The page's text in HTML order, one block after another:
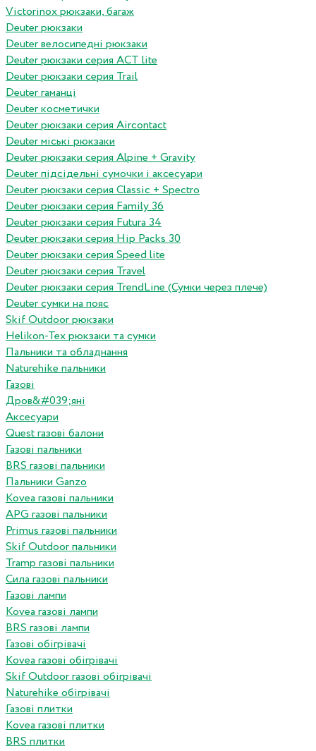
Victorinox рюкзаки, багаж
Deuter рюкзаки
Deuter велосипедні рюкзаки
Deuter рюкзаки серия ACT lite
Deuter рюкзаки серия Trail
Deuter гаманці
Deuter косметички
Deuter рюкзаки серия Aircontact
Deuter міські рюкзаки
Deuter рюкзаки серия Alpine + Gravity
Deuter підсідельні сумочки і аксесуари
Deuter рюкзаки серия Classic + Spectro
Deuter рюкзаки серия Family 36
Deuter рюкзаки серия Futura 34
Deuter рюкзаки серия Hip Packs 30
Deuter рюкзаки серия Speed lite
Deuter рюкзаки серия Travel
Deuter рюкзаки серия TrendLine (Сумки через плече)
Deuter сумки на пояс
Skif Outdoor рюкзаки
Helikon-Tex рюкзаки та сумки
Пальники та обладнання
Naturehike пальники
Газові
Дров&#039;яні
Аксесуари
Quest газові балони
Газові пальники
BRS газові пальники
Пальники Ganzo
Kovea газові пальники
APG газові пальники
Primus газові пальники
Skif Outdoor пальники
Tramp газові пальники
Сила газові пальники
Газові лампи
Kovea газові лампи
BRS газові лампи
Газові обігрівачі
Kovea газові обігрівачі
Skif Outdoor газові обігрівачі
Naturehike обігрівачі
Газові плитки
Kovea газові плитки
BRS плитки